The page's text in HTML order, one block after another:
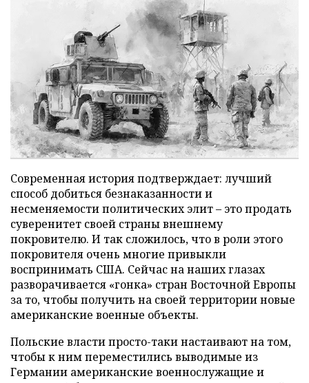
Современная история подтверждает: лучший
способ добиться безнаказанности и
несменяемости политических элит – это продать
суверенитет своей страны внешнему
покровителю. И так сложилось, что в роли этого
покровителя очень многие привыкли
воспринимать США. Сейчас на наших глазах
разворачивается «гонка» стран Восточной Европы
за то, чтобы получить на своей территории новые
американские военные объекты.
Польские власти просто-таки настаивают на том,
чтобы к ним переместились выводимые из
Германии американские военнослужащие и